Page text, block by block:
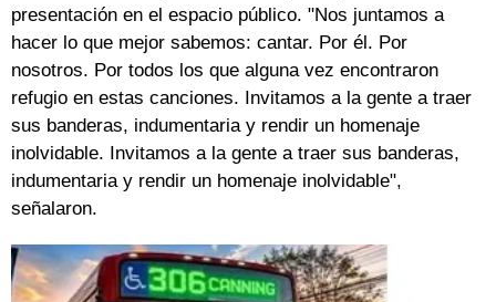
presentación en el espacio público. "Nos juntamos a
hacer lo que mejor sabemos: cantar. Por él. Por
nosotros. Por todos los que alguna vez encontraron
refugio en estas canciones. Invitamos a la gente a traer
sus banderas, indumentaria y rendir un homenaje
inolvidable. Invitamos a la gente a traer sus banderas,
indumentaria y rendir un homenaje inolvidable",
señalaron.